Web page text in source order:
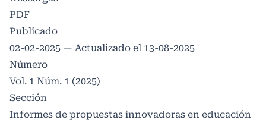
PDF
Publicado
02-02-2025 — Actualizado el 13-08-2025
Número
Vol. 1 Núm. 1 (2025)
Sección
Informes de propuestas innovadoras en educación